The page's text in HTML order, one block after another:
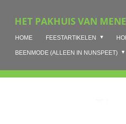
direct
hoofdinhoud
HET PAKHUIS VAN
HOME FEESTARTIKELEN
BEENMODE (ALLEEN IN NUNSPEET)